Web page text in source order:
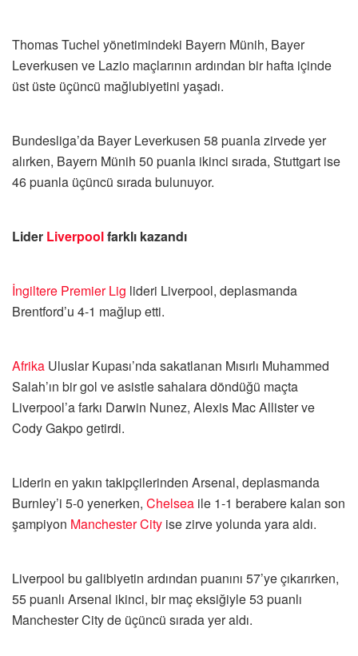
Thomas Tuchel yönetimindeki Bayern Münih, Bayer
Leverkusen ve Lazio maçlarının ardından bir hafta içinde
üst üste üçüncü mağlubiyetini yaşadı.
Bundesliga’da Bayer Leverkusen 58 puanla zirvede yer
alırken, Bayern Münih 50 puanla ikinci sırada, Stuttgart ise
46 puanla üçüncü sırada bulunuyor.
Lider Liverpoolfarklı kazandı
İngiltere Premier Lig lideri Liverpool, deplasmanda
Brentford’u 4-1 mağlup etti.
Afrika Uluslar Kupası’nda sakatlanan Mısırlı Muhammed
Salah’ın bir gol ve asistle sahalara döndüğü maçta
Liverpool’a farkı Darwin Nunez, Alexis Mac Allister ve
Cody Gakpo getirdi.
Liderin en yakın takipçilerinden Arsenal, deplasmanda
Burnley’i 5-0 yenerken, Chelsea ile 1-1 berabere kalan son
şampiyon Manchester City ise zirve yolunda yara aldı.
Liverpool bu galibiyetin ardından puanını 57’ye çıkarırken,
55 puanlı Arsenal ikinci, bir maç eksiğiyle 53 puanlı
Manchester City de üçüncü sırada yer aldı.